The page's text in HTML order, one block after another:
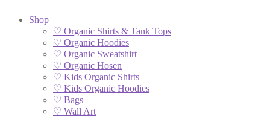
Shop
♡ Organic Shirts & Tank Tops
♡ Organic Hoodies
♡ Organic Sweatshirt
♡ Organic Hosen
♡ Kids Organic Shirts
♡ Kids Organic Hoodies
♡ Bags
♡ Wall Art